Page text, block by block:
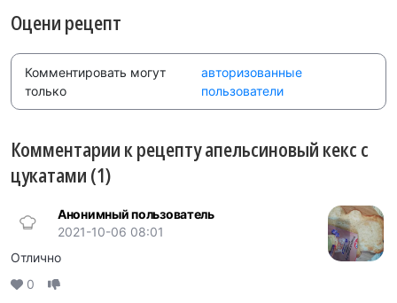
Оцени рецепт
Комментировать могут
только
авторизованные
пользователи
Комментарии к рецепту апельсиновый кекс с
цукатами (1)
Анонимный пользователь
2021-10-06 08:01
Отлично
0